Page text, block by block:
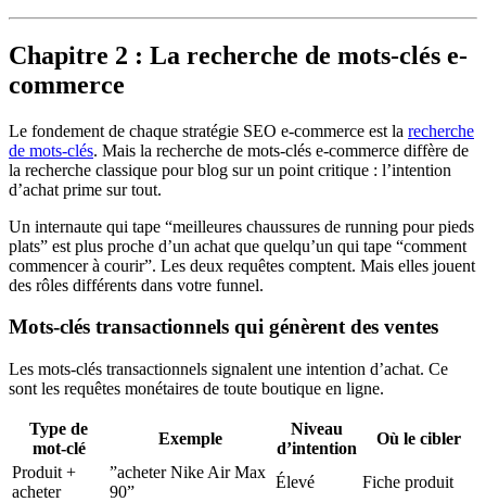
Chapitre 2 : La recherche de mots-clés e-
commerce
Le fondement de chaque stratégie SEO e-commerce est la recherche
de mots-clés. Mais la recherche de mots-clés e-commerce diffère de
la recherche classique pour blog sur un point critique : l’intention
d’achat prime sur tout.
Un internaute qui tape “meilleures chaussures de running pour pieds
plats” est plus proche d’un achat que quelqu’un qui tape “comment
commencer à courir”. Les deux requêtes comptent. Mais elles jouent
des rôles différents dans votre funnel.
Mots-clés transactionnels qui génèrent des ventes
Les mots-clés transactionnels signalent une intention d’achat. Ce
sont les requêtes monétaires de toute boutique en ligne.
Type de
mot-clé
Exemple
Niveau
d’intention
Où le cibler
Produit +
acheter
”acheter Nike Air Max
90”
Élevé
Fiche produit